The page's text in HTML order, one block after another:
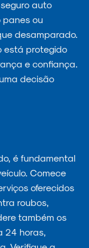
auto
panes ou
desamparado.
está protegido
e confiança.
decisão
é fundamental
Comece
oferecidos
roubos,
também os
24 horas,